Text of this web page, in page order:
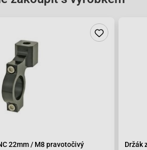
22mm / M8 pravotočivý Držák